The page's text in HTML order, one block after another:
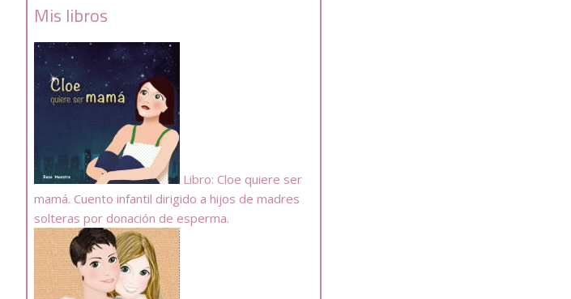
Mis libros
Libro: Cloe quiere ser
mamá. Cuento infantil dirigido a hijos de madres
solteras por donación de esperma.